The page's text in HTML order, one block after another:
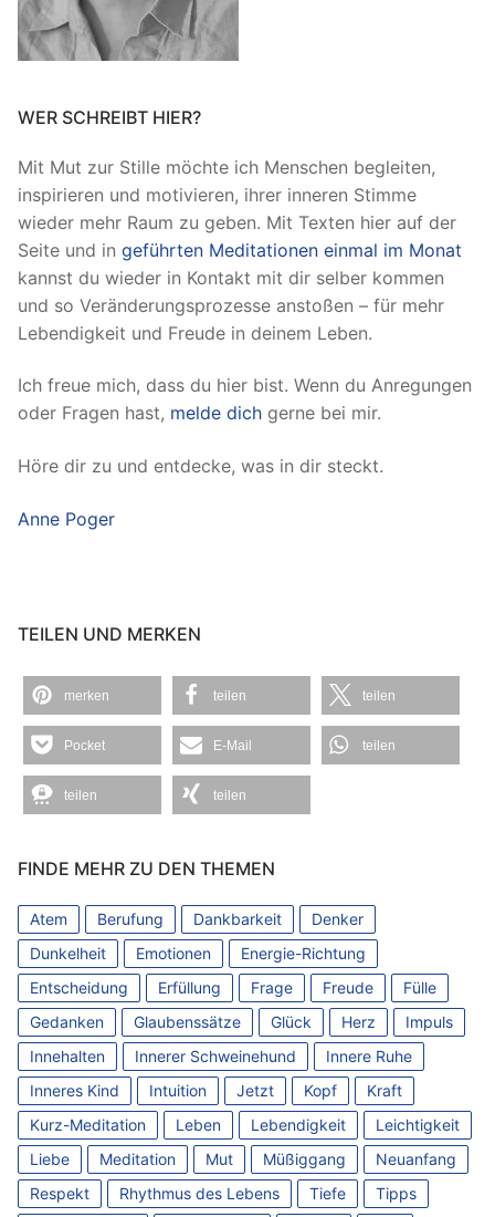
WER SCHREIBT HIER?
Mit Mut zur Stille möchte ich Menschen begleiten,
inspirieren und motivieren, ihrer inneren Stimme
wieder mehr Raum zu geben. Mit Texten hier auf der
Seite und in geführten Meditationen einmal im Monat
kannst du wieder in Kontakt mit dir selber kommen
und so Veränderungsprozesse anstoßen – für mehr
Lebendigkeit und Freude in deinem Leben.
Ich freue mich, dass du hier bist. Wenn du Anregungen
oder Fragen hast, melde dich gerne bei mir.
Höre dir zu und entdecke, was in dir steckt.
Anne Poger
TEILEN UND MERKEN
merken teilen teilen
Pocket E-Mail teilen
teilen teilen
FINDE MEHR ZU DEN THEMEN
Atem Berufung Dankbarkeit
Denker
Dunkelheit
Emotionen
Energie-Richtung
Entscheidung
Erfüllung Frage Freude
Fülle
Gedanken
Glaubenssätze Glück Herz
Impuls
Innehalten
Innerer Schweinehund
Innere Ruhe
Inneres Kind
Intuition Jetzt Kopf
Kraft
Kurz-Meditation
Leben Lebendigkeit
Leichtigkeit
Liebe
Meditation Mut Müßiggang
Neuanfang
Respekt
Rhythmus des Lebens Tiefe
Tipps